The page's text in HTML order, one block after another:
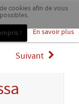
cookies afin de vous
En savoir plus
!
Suivant